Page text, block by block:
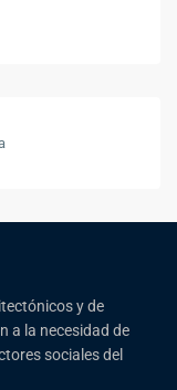
y de
a la necesidad de
sociales del